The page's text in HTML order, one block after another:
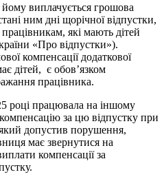
йому виплачується грошова
ним дні щорічної відпустки,
які мають дітей
«Про відпустки»).
компенсації додаткової
дітей, є обов’язком
працівника.
році працювала на іншому
за цю відпустку при
допустив порушення,
має звернутися на
компенсації за